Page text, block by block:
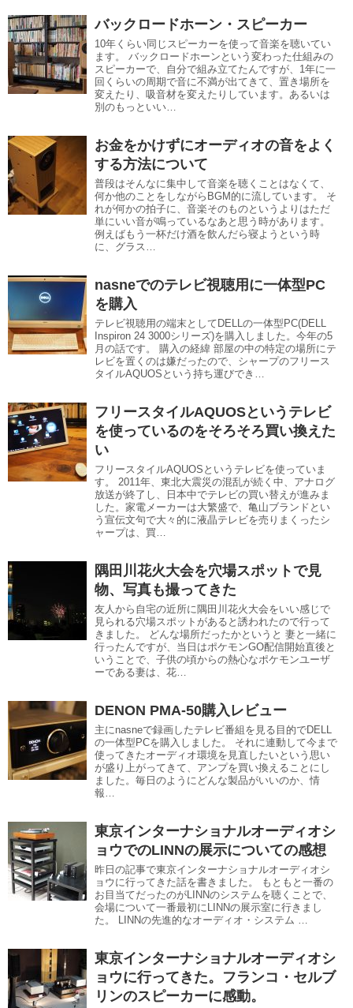
バックロードホーン・スピーカー
10年くらい同じスピーカーを使って音楽を聴いてい
ます。 バックロードホーンという変わった仕組みの
スピーカーで、自分で組み立てたんですが、1年に一
回くらいの周期で音に不満が出てきて、置き場所を
変えたり、吸音材を変えたりしています。あるいは
別のもっといい…
お金をかけずにオーディオの音をよく
する方法について
普段はそんなに集中して音楽を聴くことはなくて、
何か他のことをしながらBGM的に流しています。 そ
れが何かの拍子に、音楽そのものというよりはただ
単にいい音が鳴っているなあと思う時があります。
例えばもう一杯だけ酒を飲んだら寝ようという時
に、グラス…
nasneでのテレビ視聴用に一体型PC
を購入
テレビ視聴用の端末としてDELLの一体型PC(DELL
Inspiron 24 3000シリーズ)を購入しました。今年の5
月の話です。 購入の経緯 部屋の中の特定の場所にテ
レビを置くのは嫌だったので、シャープのフリース
タイルAQUOSという持ち運びでき…
フリースタイルAQUOSというテレビ
を使っているのをそろそろ買い換えた
い
フリースタイルAQUOSというテレビを使っていま
す。 2011年、東北大震災の混乱が続く中、アナログ
放送が終了し、日本中でテレビの買い替えが進みま
した。家電メーカーは大繁盛で、亀山ブランドとい
う宣伝文句で大々的に液晶テレビを売りまくったシ
ャープは、買…
隅田川花火大会を穴場スポットで見
物、写真も撮ってきた
友人から自宅の近所に隅田川花火大会をいい感じで
見られる穴場スポットがあると誘われたので行って
きました。 どんな場所だったかというと 妻と一緒に
行ったんですが、当日はポケモンGO配信開始直後と
いうことで、子供の頃からの熱心なポケモンユーザ
ーである妻は、花…
DENON PMA-50購入レビュー
主にnasneで録画したテレビ番組を見る目的でDELL
の一体型PCを購入しました。 それに連動して今まで
使ってきたオーディオ環境を見直したいという思い
が盛り上がってきて、アンプを買い換えることにし
ました。毎日のようにどんな製品がいいのか、情
報…
東京インターナショナルオーディオシ
ョウでのLINNの展示についての感想
昨日の記事で東京インターナショナルオーディオシ
ョウに行ってきた話を書きました。 もともと一番の
お目当てだったのがLINNのシステムを聴くことで、
会場について一番最初にLINNの展示室に行きまし
た。 LINNの先進的なオーディオ・システム …
東京インターナショナルオーディオシ
ョウに行ってきた。フランコ・セルブ
リンのスピーカーに感動。